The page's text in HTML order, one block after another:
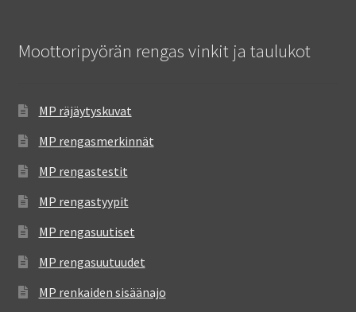
Moottoripyörän rengas vinkit ja taulukot
MP räjäytyskuvat
MP rengasmerkinnät
MP rengastestit
MP rengastyypit
MP rengasuutiset
MP rengasuutuudet
MP renkaiden sisäänajo